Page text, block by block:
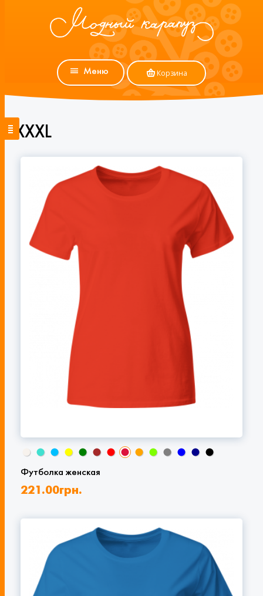
Меню Корзина
XXXL
Футболка женская
221.00грн.